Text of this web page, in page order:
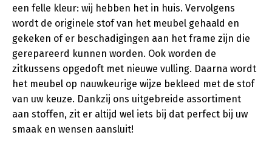
een felle kleur: wij hebben het in huis. Vervolgens
wordt de originele stof van het meubel gehaald en
gekeken of er beschadigingen aan het frame zijn die
gerepareerd kunnen worden. Ook worden de
zitkussens opgedoft met nieuwe vulling. Daarna wordt
het meubel op nauwkeurige wijze bekleed met de stof
van uw keuze. Dankzij ons uitgebreide assortiment
aan stoffen, zit er altijd wel iets bij dat perfect bij uw
smaak en wensen aansluit!